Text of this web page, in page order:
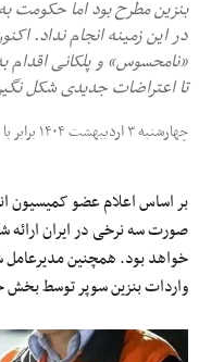
در این زمینه انجام نداد.
«نامحسوس» و پلکانی اقدام
تا اعتراضات جدیدی شکل
چهارشنبه ۳ اردیبهشت ۱۴۰۴ برابر با ۲۳ آپریل ۲۰۲۵
بر اساس اعلام عضو کمیسیون
خواهد بود. همچنین مدیرعامل
واردات بنزین سوپر توسط